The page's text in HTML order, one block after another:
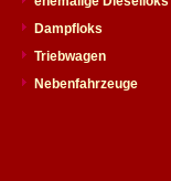
Dampfloks
Triebwagen
Nebenfahrzeuge